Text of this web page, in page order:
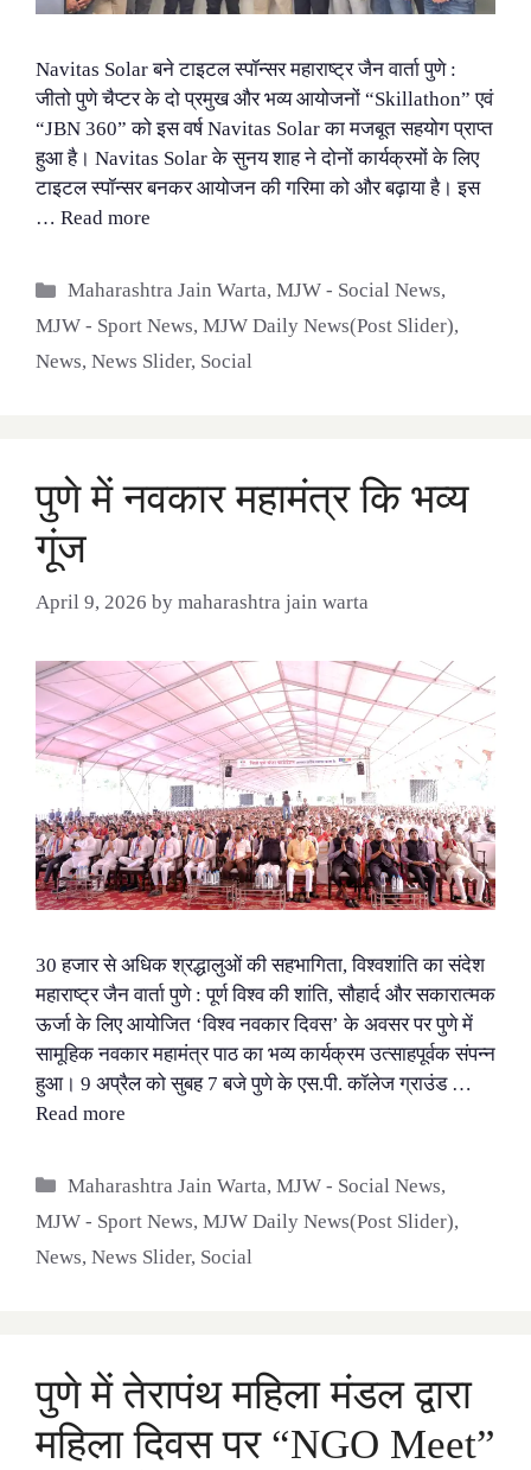
Navitas Solar बने टाइटल स्पॉन्सर महाराष्ट्र जैन वार्ता पुणे :
जीतो पुणे चैप्टर के दो प्रमुख और भव्य आयोजनों “Skillathon” एवं
“JBN 360” को इस वर्ष Navitas Solar का मजबूत सहयोग प्राप्त
हुआ है। Navitas Solar के सुनय शाह ने दोनों कार्यक्रमों के लिए
टाइटल स्पॉन्सर बनकर आयोजन की गरिमा को और बढ़ाया है। इस
… Read more
Categories
Maharashtra Jain Warta,MJW - Social News,
MJW - Sport News, MJW Daily News(Post Slider),
News, News Slider, Social
पुणे में नवकार महामंत्र कि भव्य
गूंज
April 9, 2026 by maharashtra jain warta
30 हजार से अधिक श्रद्धालुओं की सहभागिता, विश्वशांति का संदेश
महाराष्ट्र जैन वार्ता पुणे : पूर्ण विश्व की शांति, सौहार्द और सकारात्मक
ऊर्जा के लिए आयोजित ‘विश्व नवकार दिवस’ के अवसर पर पुणे में
सामूहिक नवकार महामंत्र पाठ का भव्य कार्यक्रम उत्साहपूर्वक संपन्न
हुआ। 9 अप्रैल को सुबह 7 बजे पुणे के एस.पी. कॉलेज ग्राउंड …
Read more
Categories
Maharashtra Jain Warta,MJW - Social News,
MJW - Sport News, MJW Daily News(Post Slider),
News, News Slider, Social
पुणे में तेरापंथ महिला मंडल द्वारा
महिला दिवस पर “NGO Meet”